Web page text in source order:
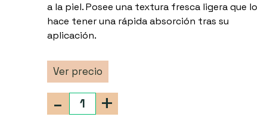
a la piel. Posee una textura fresca ligera que lo
hace tener una rápida absorción tras su
aplicación.
Ver precio
+
-